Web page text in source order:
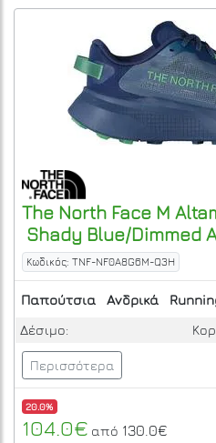
The North Face M
Shady Blue/Dimmed
Κωδικός: TNF-NF0A8G6M-Q3H
Παπούτσια Ανδρικά
Δέσιμο:
Περισσότερα
20.0%
104.0€ από 130.0€